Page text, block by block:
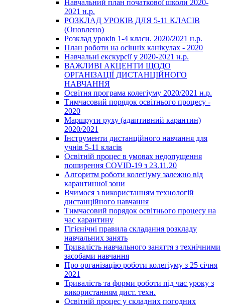
Навчальний план початкової школи 2020-
2021 н.р.
РОЗКЛАД УРОКІВ ДЛЯ 5-11 КЛАСІВ
(Оновлено)
Розклад уроків 1-4 класи. 2020/2021 н.р.
План роботи на осінніх канікулах - 2020
Навчальні екскурсії у 2020-2021 н.р.
ВАЖЛИВІ АКЦЕНТИ ЩОДО
ОРГАНІЗАЦІЇ ДИСТАНЦІЙНОГО
НАВЧАННЯ
Освітня програма колегіуму 2020/2021 н.р.
Тимчасовий порядок освітнього процесу -
2020
Маршрути руху (адаптивний карантин)
2020/2021
Інструменти дистанційного навчання для
учнів 5-11 класів
Освітній процес в умовах недопущення
поширення COVID-19 з 23.11.20
Алгоритм роботи колегіуму залежно від
карантинної зони
Вчимося з використанням технологій
дистанційного навчання
Тимчасовий порядок освітнього процесу на
час карантину
Гігієнічні правила складання розкладу
навчальних занять
Тривалість навчального заняття з технічними
засобами навчання
Про організацію роботи колегіуму з 25 січня
2021
Тривалість та форми роботи під час уроку з
використанням дист. техн.
Освітній процес у складних погодних